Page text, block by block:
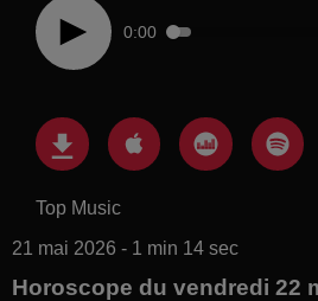
0:00
Top Music
21 mai 2026 - 1 min 14 sec
Horoscope du vendredi 22